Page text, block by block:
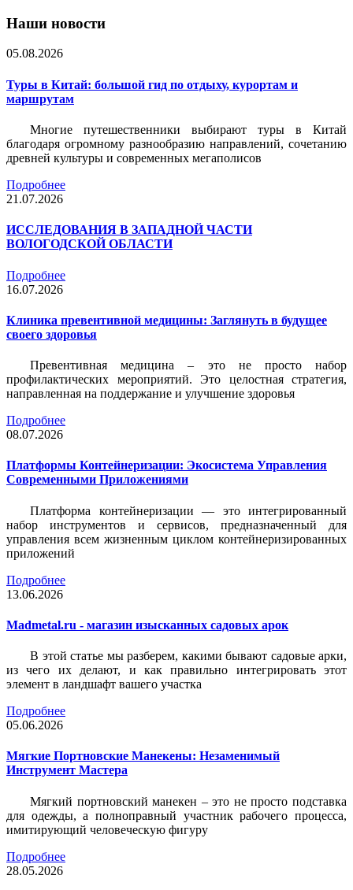
Наши новости
05.08.2026
Туры в Китай: большой гид по отдыху, курортам и
маршрутам
Многие путешественники выбирают туры в Китай
благодаря огромному разнообразию направлений, сочетанию
древней культуры и современных мегаполисов
Подробнее
21.07.2026
ИССЛЕДОВАНИЯ В ЗАПАДНОЙ ЧАСТИ
ВОЛОГОДСКОЙ ОБЛАСТИ
Подробнее
16.07.2026
Клиника превентивной медицины: Заглянуть в будущее
своего здоровья
Превентивная медицина – это не просто набор
профилактических мероприятий. Это целостная стратегия,
направленная на поддержание и улучшение здоровья
Подробнее
08.07.2026
Платформы Контейнеризации: Экосистема Управления
Современными Приложениями
Платформа контейнеризации — это интегрированный
набор инструментов и сервисов, предназначенный для
управления всем жизненным циклом контейнеризированных
приложений
Подробнее
13.06.2026
Madmetal.ru - магазин изысканных садовых арок
В этой статье мы разберем, какими бывают садовые арки,
из чего их делают, и как правильно интегрировать этот
элемент в ландшафт вашего участка
Подробнее
05.06.2026
Мягкие Портновские Манекены: Незаменимый
Инструмент Мастера
Мягкий портновский манекен – это не просто подставка
для одежды, а полноправный участник рабочего процесса,
имитирующий человеческую фигуру
Подробнее
28.05.2026